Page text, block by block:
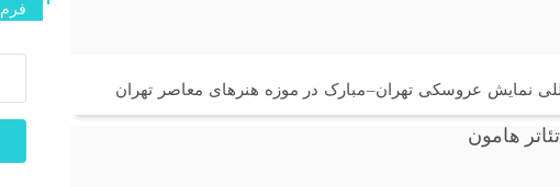
نمایش عروسکی تهران–مبارک در موزه هنرهای معاصر تهران